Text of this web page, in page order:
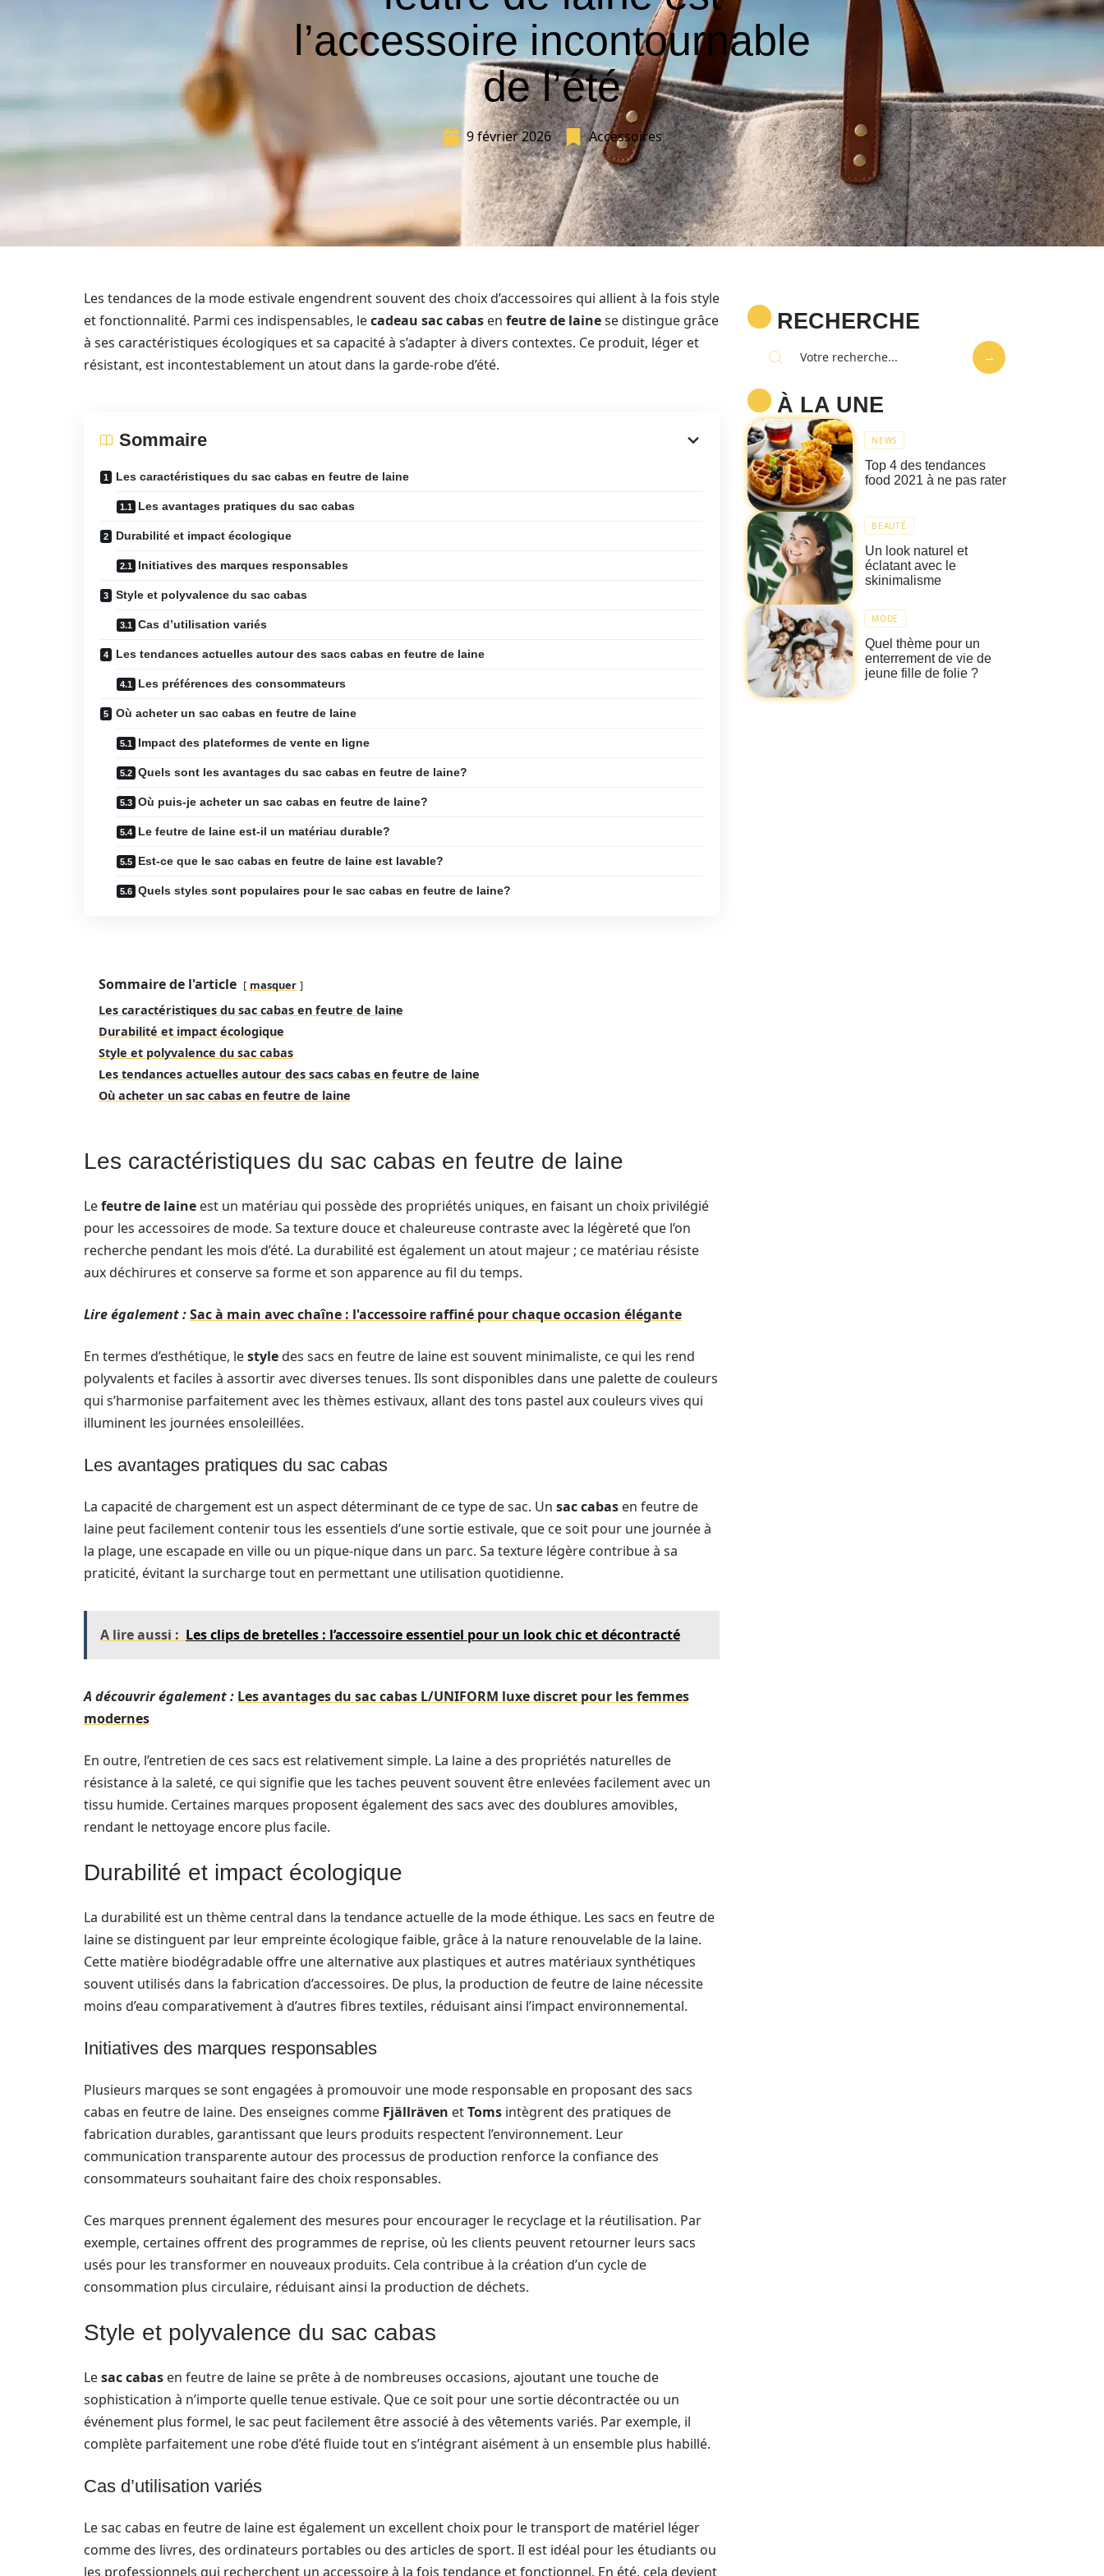
l’accessoire incontournable
de l’été
9 février 2026 Accessoires
Les tendances de la mode estivale engendrent souvent des choix d’accessoires qui allient à la fois style
et fonctionnalité. Parmi ces indispensables, lecadeau sac cabas en feutre de lainese distingue grâce
à ses caractéristiques écologiques et sa capacité à s’adapter à divers contextes. Ce produit, léger et
résistant, est incontestablement un atout dans la garde-robe d’été.
Sommaire
Les caractéristiques du sac cabas en feutre de laine
Les avantages pratiques du sac cabas
Durabilité et impact écologique
Initiatives des marques responsables
Style et polyvalence du sac cabas
Cas d’utilisation variés
Les tendances actuelles autour des sacs cabas en feutre de laine
Les préférences des consommateurs
Où acheter un sac cabas en feutre de laine
Impact des plateformes de vente en ligne
Quels sont les avantages du sac cabas en feutre de laine?
Où puis-je acheter un sac cabas en feutre de laine?
Le feutre de laine est-il un matériau durable?
Est-ce que le sac cabas en feutre de laine est lavable?
Quels styles sont populaires pour le sac cabas en feutre de laine?
Sommaire de l'article masquer
Les caractéristiques du sac cabas en feutre de laine
Durabilité et impact écologique
Style et polyvalence du sac cabas
Les tendances actuelles autour des sacs cabas en feutre de laine
Où acheter un sac cabas en feutre de laine
Les caractéristiques du sac cabas en feutre de laine
Lefeutre de laine est un matériau qui possède des propriétés uniques, en faisant un choix privilégié
pour les accessoires de mode. Sa texture douce et chaleureuse contraste avec la légèreté que l’on
recherche pendant les mois d’été. La durabilité est également un atout majeur ; ce matériau résiste
aux déchirures et conserve sa forme et son apparence au fil du temps.
Lire également :Sac à main avec chaîne : l'accessoire raffiné pour chaque occasion élégante
En termes d’esthétique, lestyledes sacs en feutre de laine est souvent minimaliste, ce qui les rend
polyvalents et faciles à assortir avec diverses tenues. Ils sont disponibles dans une palette de couleurs
qui s’harmonise parfaitement avec les thèmes estivaux, allant des tons pastel aux couleurs vives qui
illuminent les journées ensoleillées.
Les avantages pratiques du sac cabas
La capacité de chargement est un aspect déterminant de ce type de sac. Un sac cabas en feutre de
laine peut facilement contenir tous les essentiels d’une sortie estivale, que ce soit pour une journée à
la plage, une escapade en ville ou un pique-nique dans un parc. Sa texture légère contribue à sa
praticité, évitant la surcharge tout en permettant une utilisation quotidienne.
A lire aussi : Les clips de bretelles : l’accessoire essentiel pour un look chic et décontracté
A découvrir également : Les avantages du sac cabas L/UNIFORM luxe discret pour les femmes
modernes
En outre, l’entretien de ces sacs est relativement simple. La laine a des propriétés naturelles de
résistance à la saleté, ce qui signifie que les taches peuvent souvent être enlevées facilement avec un
tissu humide. Certaines marques proposent également des sacs avec des doublures amovibles,
rendant le nettoyage encore plus facile.
Durabilité et impact écologique
La durabilité est un thème central dans la tendance actuelle de la mode éthique. Les sacs en feutre de
laine se distinguent par leur empreinte écologique faible, grâce à la nature renouvelable de la laine.
Cette matière biodégradable offre une alternative aux plastiques et autres matériaux synthétiques
souvent utilisés dans la fabrication d’accessoires. De plus, la production de feutre de laine nécessite
moins d’eau comparativement à d’autres fibres textiles, réduisant ainsi l’impact environnemental.
Initiatives des marques responsables
Plusieurs marques se sont engagées à promouvoir une mode responsable en proposant des sacs
cabas en feutre de laine. Des enseignes comme Fjällräven etToms intègrent des pratiques de
fabrication durables, garantissant que leurs produits respectent l’environnement. Leur
communication transparente autour des processus de production renforce la confiance des
consommateurs souhaitant faire des choix responsables.
Ces marques prennent également des mesures pour encourager le recyclage et la réutilisation. Par
exemple, certaines offrent des programmes de reprise, où les clients peuvent retourner leurs sacs
usés pour les transformer en nouveaux produits. Cela contribue à la création d’un cycle de
consommation plus circulaire, réduisant ainsi la production de déchets.
Style et polyvalence du sac cabas
Lesac cabas en feutre de laine se prête à de nombreuses occasions, ajoutant une touche de
sophistication à n’importe quelle tenue estivale. Que ce soit pour une sortie décontractée ou un
événement plus formel, le sac peut facilement être associé à des vêtements variés. Par exemple, il
complète parfaitement une robe d’été fluide tout en s’intégrant aisément à un ensemble plus habillé.
Cas d’utilisation variés
Le sac cabas en feutre de laine est également un excellent choix pour le transport de matériel léger
comme des livres, des ordinateurs portables ou des articles de sport. Il est idéal pour les étudiants ou
les professionnels qui recherchent un accessoire à la fois tendance et fonctionnel. En été, cela devient
RECHERCHE
À LA UNE
NEWS
Top 4 des tendances
food 2021 à ne pas rater
BEAUTÉ
Un look naturel et
éclatant avec le
skinimalisme
MODE
Quel thème pour un
enterrement de vie de
jeune fille de folie ?